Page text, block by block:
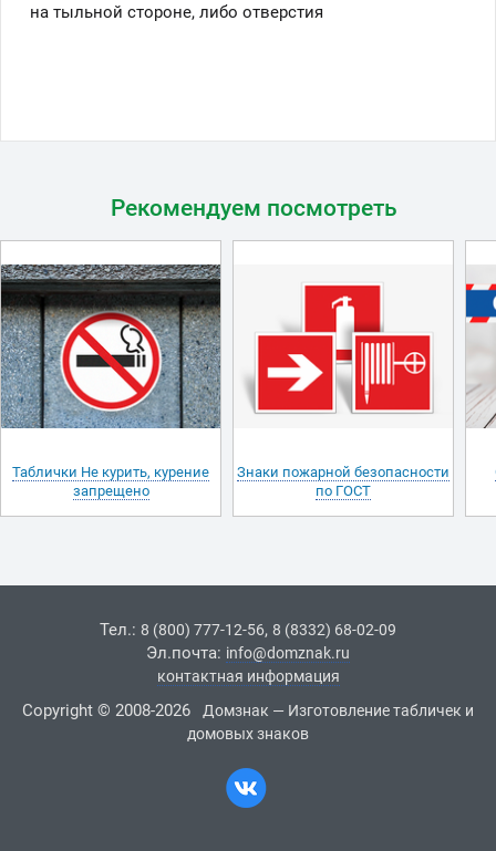
на тыльной стороне, либо отверстия
Рекомендуем посмотреть
Таблички Не курить, курение
запрещено
Знаки пожарной безопасности
по ГОСТ
Тел.: 8 (800) 777-12-56, 8 (8332) 68-02-09
Эл.почта: info@domznak.ru
контактная информация
Copyright © 2008-2026
Домзнак — Изготовление табличек и
домовых знаков